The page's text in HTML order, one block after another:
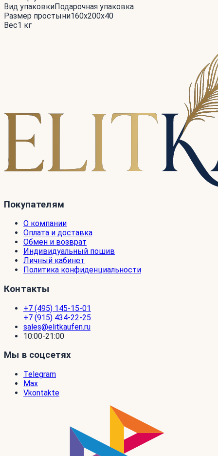
Вид упаковкиПодарочная упаковка
Размер простыни160x200x40
Вес1 кг
Покупателям
О компании
Оплата и доставка
Обмен и возврат
Индивидуальный пошив
Личный кабинет
Политика конфиденциальности
Контакты
+7 (495) 145-15-01
+7 (915) 434-22-25
sales@elitkaufen.ru
10:00-21:00
Мы в соцсетях
Telegram
Max
Vkontakte